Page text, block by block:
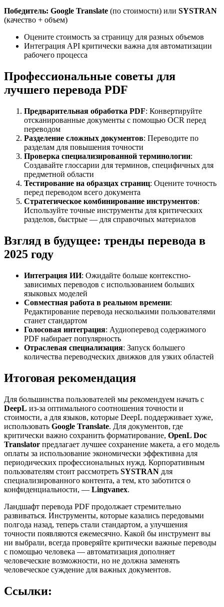
Победитель: Google Translate (по стоимости) или SYSTRAN
(качество + объем)
Оцените стоимость за страницу для разных объемов
Интеграция API критически важна для автоматизации
рабочего процесса
Профессиональные советы для
лучшего перевода PDF
Предварительная обработка PDF: Конвертируйте
отсканированные документы с помощью OCR перед
переводом
Разделение сложных документов: Переводите по
разделам для повышения точности
Проверка специализированной терминологии:
Создавайте глоссарии для терминов, специфичных для
предметной области
Тестирование на образцах страниц: Оцените точность
перед переводом всего документа
Стратегическое комбинирование инструментов:
Используйте точные инструменты для критических
разделов, быстрые — для справочных материалов
Взгляд в будущее: тренды перевода в
2025 году
Интеграция ИИ: Ожидайте больше контекстно-
зависимых переводов с использованием больших
языковых моделей
Совместная работа в реальном времени:
Редактирование перевода несколькими пользователями
станет стандартом
Голосовая интеграция: Аудиоперевод содержимого
PDF набирает популярность
Отраслевая специализация: Запуск большего
количества переводческих движков для узких областей
Итоговая рекомендация
Для большинства пользователей мы рекомендуем начать с
DeepL из-за оптимального соотношения точности и
стоимости, а для языков, которые DeepL поддерживает хуже,
использовать Google Translate. Для документов, где
критически важно сохранить форматирование, OpenL Doc
Translator предлагает лучшее сохранение макета, а его модель
оплаты за использование экономически эффективна для
периодических профессиональных нужд. Корпоративным
пользователям стоит рассмотреть SYSTRAN для
специализированного контента, а тем, кто заботится о
конфиденциальности, — Lingvanex.
Ландшафт перевода PDF продолжает стремительно
развиваться. Инструменты, которые казались передовыми
полгода назад, теперь стали стандартом, а улучшения
точности появляются ежемесячно. Какой бы инструмент вы
ни выбрали, всегда проверяйте критически важные переводы
с помощью человека — автоматизация дополняет
человеческие возможности, но не должна заменять
человеческое суждение для важных документов.
Ссылки: